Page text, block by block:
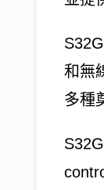
和無
多種